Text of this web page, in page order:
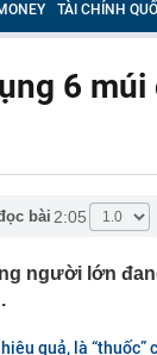
hơn Vingroup,
nhất thế giới
ngân hàng lớn "lăn
cho thấy VN-Index
gia nói gì?
hiện mỏ dầu khí
35 triệu đồng tới tài
được mời tới làm
TÀI CHÍNH
6
bài 2:05
người lớn
quả, là “thuốc”